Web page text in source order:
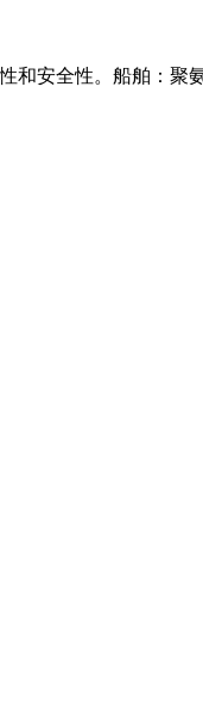
安全性。船舶：